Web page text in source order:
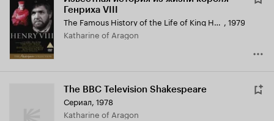
Генриха VIII
The Famous History of the Life of King Henry the Eight , 1979
Katharine of Aragon
The BBC Television Shakespeare
Сериал, 1978
Katharine of Aragon